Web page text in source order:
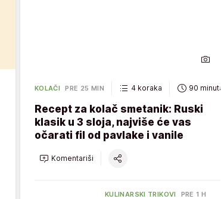
KOLAČI PRE 25 MIN 4 koraka 90 minuta
Recept za kolač smetanik: Ruski
klasik u 3 sloja, najviše će vas
očarati fil od pavlake i vanile
Komentariši
KULINARSKI TRIKOVI PRE 1 H